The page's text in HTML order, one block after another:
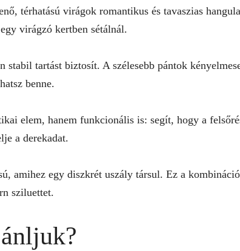
térhatású virágok romantikus és tavaszias
virágzó kertben sétálnál.
tartást biztosít. A szélesebb pántok
benne.
elem, hanem funkcionális is: segít, hogy a
a derekadat.
amihez egy diszkrét uszály társul. Ez a kombináció
sziluettet.